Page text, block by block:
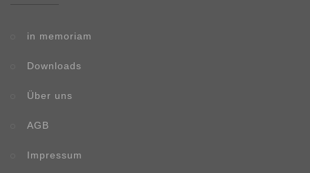
in memoriam
Downloads
Über uns
AGB
Impressum